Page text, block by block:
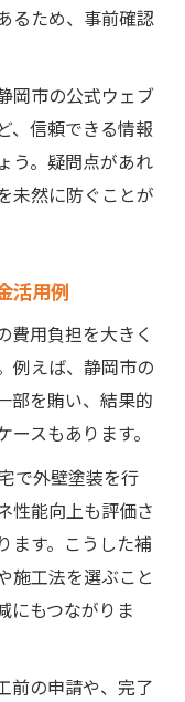
るため、事前確認
岡市の公式ウェブ
、信頼できる情報
う。疑問点があれ
未然に防ぐことが
活用例
費用負担を大きく
例えば、静岡市の
部を賄い、結果的
スもあります。
で外壁塗装を行
性能向上も評価さ
ます。こうした補
施工法を選ぶこと
にもつながりま
前の申請や、完了